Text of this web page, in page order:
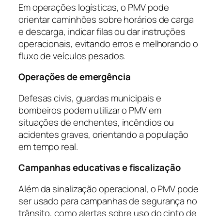
Em operações logísticas, o PMV pode
orientar caminhões sobre horários de carga
e descarga, indicar filas ou dar instruções
operacionais, evitando erros e melhorando o
fluxo de veículos pesados.
Operações de emergência
Defesas civis, guardas municipais e
bombeiros podem utilizar o PMV em
situações de enchentes, incêndios ou
acidentes graves, orientando a população
em tempo real.
Campanhas educativas e fiscalização
Além da sinalização operacional, o PMV pode
ser usado para campanhas de segurança no
trânsito, como alertas sobre uso do cinto de